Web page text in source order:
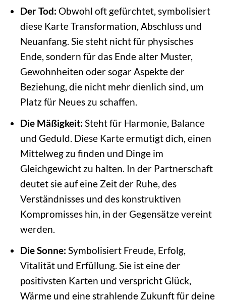
Der Tod: Obwohl oft gefürchtet, symbolisiert
diese Karte Transformation, Abschluss und
Neuanfang. Sie steht nicht für physisches
Ende, sondern für das Ende alter Muster,
Gewohnheiten oder sogar Aspekte der
Beziehung, die nicht mehr dienlich sind, um
Platz für Neues zu schaffen.
Die Mäßigkeit: Steht für Harmonie, Balance
und Geduld. Diese Karte ermutigt dich, einen
Mittelweg zu finden und Dinge im
Gleichgewicht zu halten. In der Partnerschaft
deutet sie auf eine Zeit der Ruhe, des
Verständnisses und des konstruktiven
Kompromisses hin, in der Gegensätze vereint
werden.
Die Sonne: Symbolisiert Freude, Erfolg,
Vitalität und Erfüllung. Sie ist eine der
positivsten Karten und verspricht Glück,
Wärme und eine strahlende Zukunft für deine